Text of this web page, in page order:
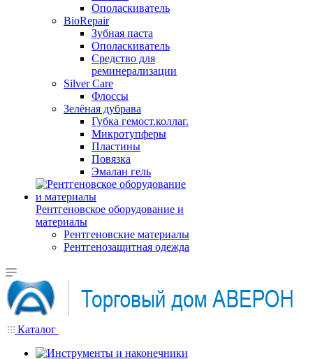
Ополаскиватель
BioRepair
Зубная паста
Ополаскиватель
Средство для
реминерализации
Silver Care
Флоссы
Зелёная дубрава
Губка гемост.коллаг.
Микротупферы
Пластины
Повязка
Эмалан гель
Рентгеновское оборудование и
материалы
Рентгеновские материалы
Рентгенозащитная одежда
Каталог